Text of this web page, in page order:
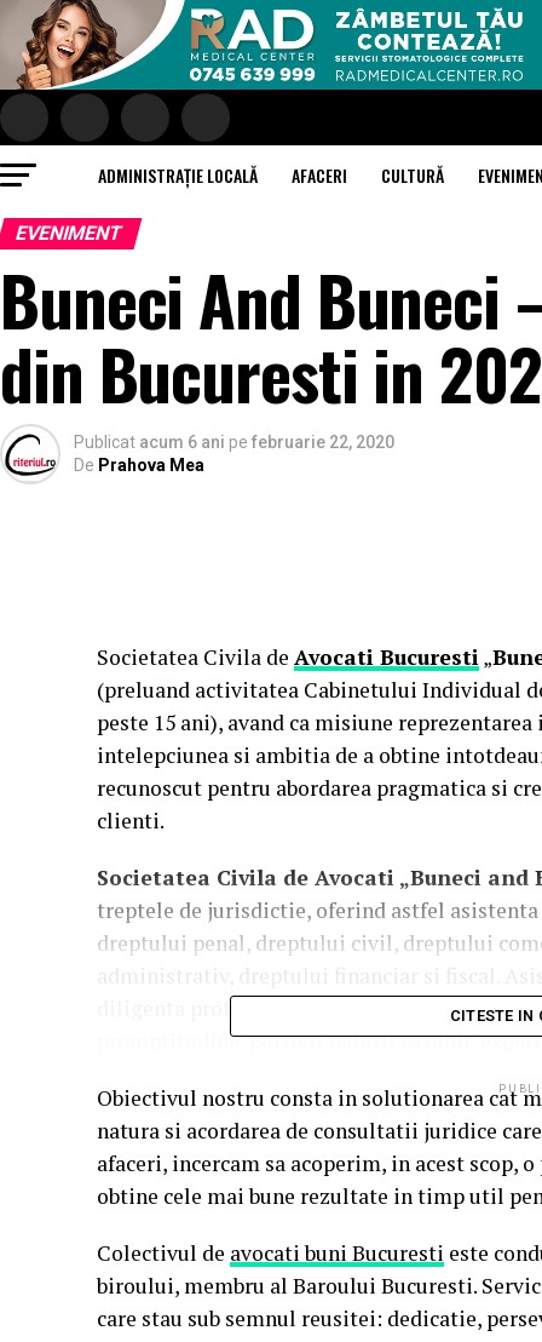
ADMINISTRAȚIE LOCALĂ AFACERI CULTURĂ
EVENIMENT
Buneci And Buneci
din Bucuresti in
Publicat acum 6 ani pe februarie 22, 2020
De Prahova Mea
Societatea Civila de Avocati Bucuresti„
(preluand activitatea Cabinetului Individual
peste 15 ani), avand ca misiune
intelepciunea si ambitia de a obtine
recunoscut pentru abordarea pragmatica si
clienti.
Societatea Civila de Avocati „Buneci and
treptele de jurisdictie, oferind astfel
dreptului penal, dreptului civil, dreptului
diligenta profesionala adecvata, pregatirea
promptitudine, potrivit naturii cazului,
Obiectivul nostru consta in solutionarea cat
natura si acordarea de consultatii juridice
afaceri, incercam sa acoperim, in acest
obtine cele mai bune rezultate in timp util
Colectivul de avocati buni Bucuresti este
biroului, membru al Baroului Bucuresti.
care stau sub semnul reusitei: dedicatie,
CITESTE IN